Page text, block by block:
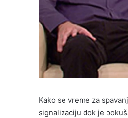
Kako se vreme za
signalizaciju dok je